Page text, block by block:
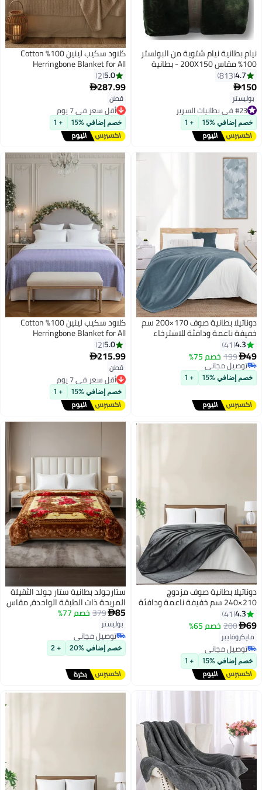
3
نيام بطانية نيام شتوية من البولستر
100% مقاس 200X150 - بطانية
مخمل ناعمة ومريحة
4.7
813
150
بوليستر
#23 في بطانيات السرير
توصيل مجاني
#23 في بطانيات السرير
خصم إضافي %15 + 1
كلاود سكيب لينين 100% Cotton
Herringbone Blanket for All
Season, Soft and Breathable
Thermal Blanket,Fog
5.0
2
287.99
قطنأقل سعر في 7 يوم
توصيل مجاني
أقل سعر في 7 يوم
خصم إضافي %15 + 1
16
دوناتيلا بطانية صوف 170×200 سم
خفيفة ناعمة ودافئة للاسترخاء
تصميم سادة ممشط مايكروفايبر
شيربا مناسبة للسرير والأريكة
4.3
41
49
199 خصم 75%
توصيل مجاني
توصيل مجاني
خصم إضافي %15 + 1
كلاود سكيب لينين 100% Cotton
Herringbone Blanket for All
Season, Soft and Breathable
Thermal Blanket,Lavender Blue
5.0
2
215.99
قطنأقل سعر في 7 يوم
توصيل مجاني
أقل سعر في 7 يوم
خصم إضافي %15 + 1
دوناتيلا بطانية صوف مزدوج
210×240 سم خفيفة ناعمة ودافئة
للاسترخاء تصميم سادة ممشط
شيربا مناسبة للسرير والأريكة
4.3
41
69
200 خصم 65%
مايكروفايبر
توصيل مجاني
توصيل مجاني
خصم إضافي %15 + 1
ستارجولد بطانية ستار جولد الثقيلة
المريحة ذات الطبقة الواحدة، مقاس
160×220 سم، مناسبة للسرير
المفرد، مصنوعة من الصوف
المحفور، SG-BL904
85
379 خصم 77%
بوليستر
توصيل مجاني
توصيل مجاني
خصم إضافي %20 + 2